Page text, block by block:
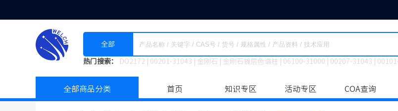
全部
热门搜索： DO2172 00201-31043 金刚石 金刚石镀层色谱柱 06100-31000 00207-31043
全部商品分类 首页 知识专区 活动专区 COA查询